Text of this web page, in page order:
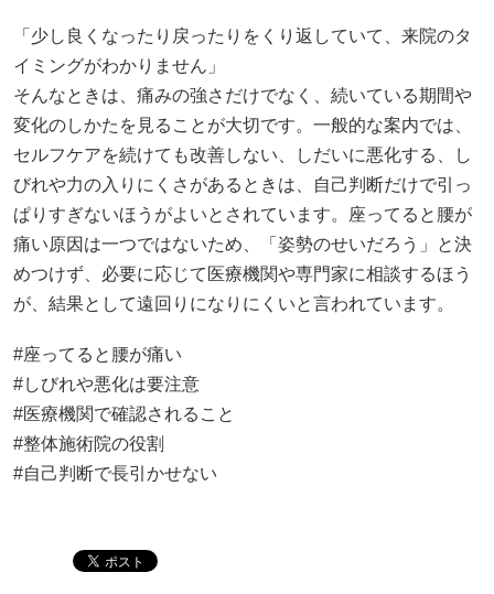
「少し良くなったり戻ったりをくり返していて、来院のタ
イミングがわかりません」
そんなときは、痛みの強さだけでなく、続いている期間や
変化のしかたを見ることが大切です。一般的な案内では、
セルフケアを続けても改善しない、しだいに悪化する、し
びれや力の入りにくさがあるときは、自己判断だけで引っ
ぱりすぎないほうがよいとされています。座ってると腰が
痛い原因は一つではないため、「姿勢のせいだろう」と決
めつけず、必要に応じて医療機関や専門家に相談するほう
が、結果として遠回りになりにくいと言われています。
#座ってると腰が痛い
#しびれや悪化は要注意
#医療機関で確認されること
#整体施術院の役割
#自己判断で長引かせない